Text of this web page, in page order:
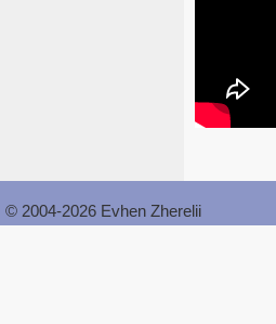
© 2004-2026 Evhen Zherelii